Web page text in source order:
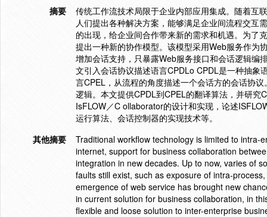
摘要
传统工作流技术局限于企业内部应用集成。随着互
人们提出各种解决方案，能够满足企业间流程交互
的出现，给企业间合作带来新的需求和机遇。为了
提出一种新的协作模型。该模型采用Web服务作为
增加会话支持，只暴露Web服务接口和会话逻辑编
文引入会话协议描述语言CPDLo CPDL是一种抽象
言CPEL，从流程的角度描述一个会话方的会话协
逻辑。本文提供CPDL到CPEL的翻译算法，并研
IsFLOW／C ollaborator的设计和实现，论述
运行算法、会话控制器的实现技术等。
其他摘要
Traditional workflow technology is limited to
internet, support for business collaboration
integration in new decades. Up to now, varies of
faults still exist, such as exposure of intra-
emergence of web service has brought new
in current solution for business collaboration, in
flexible and loose solution to inter-enterprise